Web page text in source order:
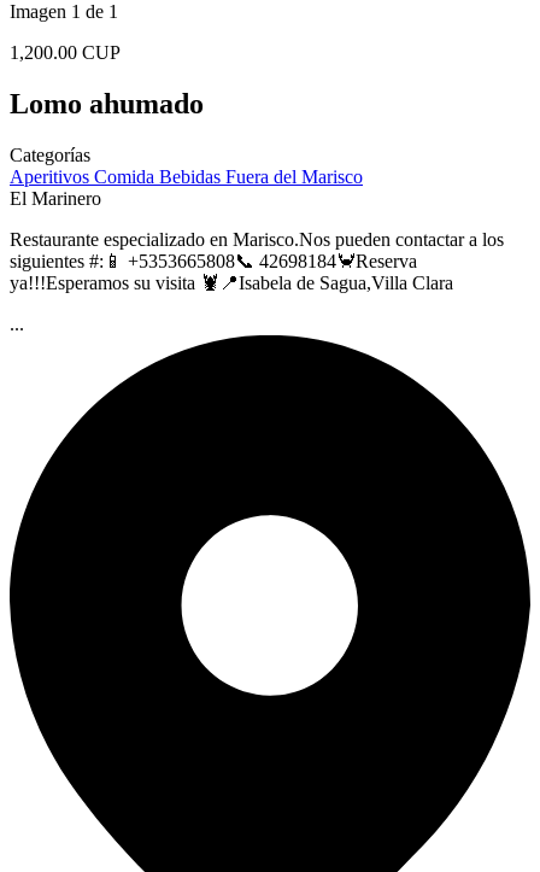
Imagen 1 de 1
1,200.00 CUP
Lomo ahumado
Categorías
Aperitivos Comida Bebidas Fuera del Marisco
El Marinero
Restaurante especializado en Marisco.Nos pueden contactar a los
siguientes #:📱 +5353665808📞 42698184🦀Reserva
ya!!!Esperamos su visita 🦞📍Isabela de Sagua,Villa Clara
...